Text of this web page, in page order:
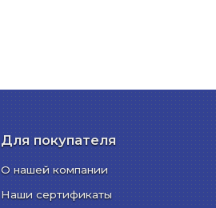
Для покупателя
О нашей компании
Наши сертификаты